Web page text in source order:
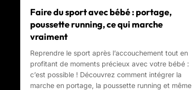
Faire du sport avec bébé : portage,
poussette running, ce qui marche
vraiment
Reprendre le sport après l’accouchement tout en
profitant de moments précieux avec votre bébé :
c’est possible ! Découvrez comment intégrer la
marche en portage, la poussette running et même